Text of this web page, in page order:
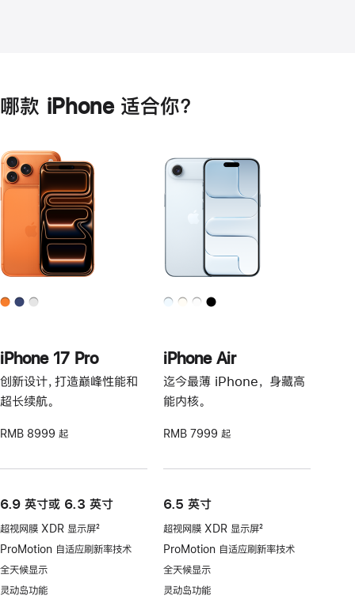
哪款 iPhone 适合你？
iPhone 17 Pro
创新设计，打造巅峰性能和
超长续航。
RMB 8999 起
6.9 英寸或 6.3 英寸
超视网膜 XDR 显示屏
脚
2
ProMotion 自适应刷新率技术
全天候显示
灵动岛功能
iPhone Air
迄今最薄 iPhone， 身藏高
能内核。
RMB 7999 起
6.5 英寸
超视网膜 XDR 显示屏
脚
2
ProMotion 自适应刷新率技术
全天候显示
灵动岛功能